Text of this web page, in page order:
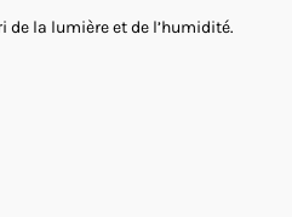
de la lumière et de l’humidité.